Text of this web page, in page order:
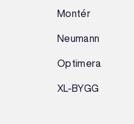
Montér
Neumann
Optimera
XL-BYGG